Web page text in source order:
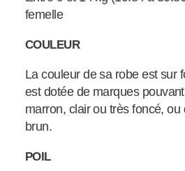
femelle
COULEUR
La couleur de sa robe est sur
est dotée de marques
marron, clair ou très foncé,
brun.
POIL